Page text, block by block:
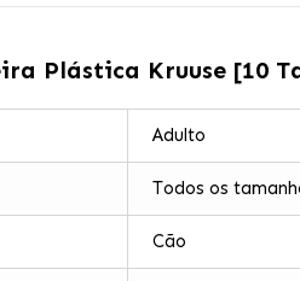
Plástica Kruuse [10
Adulto
Todos os
Cão